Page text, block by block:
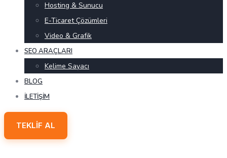
Hosting & Sunucu
E-Ticaret Çözümleri
Video & Grafik
SEO ARAÇLARI
Kelime Sayacı
BLOG
İLETIŞIM
TEKLIF AL